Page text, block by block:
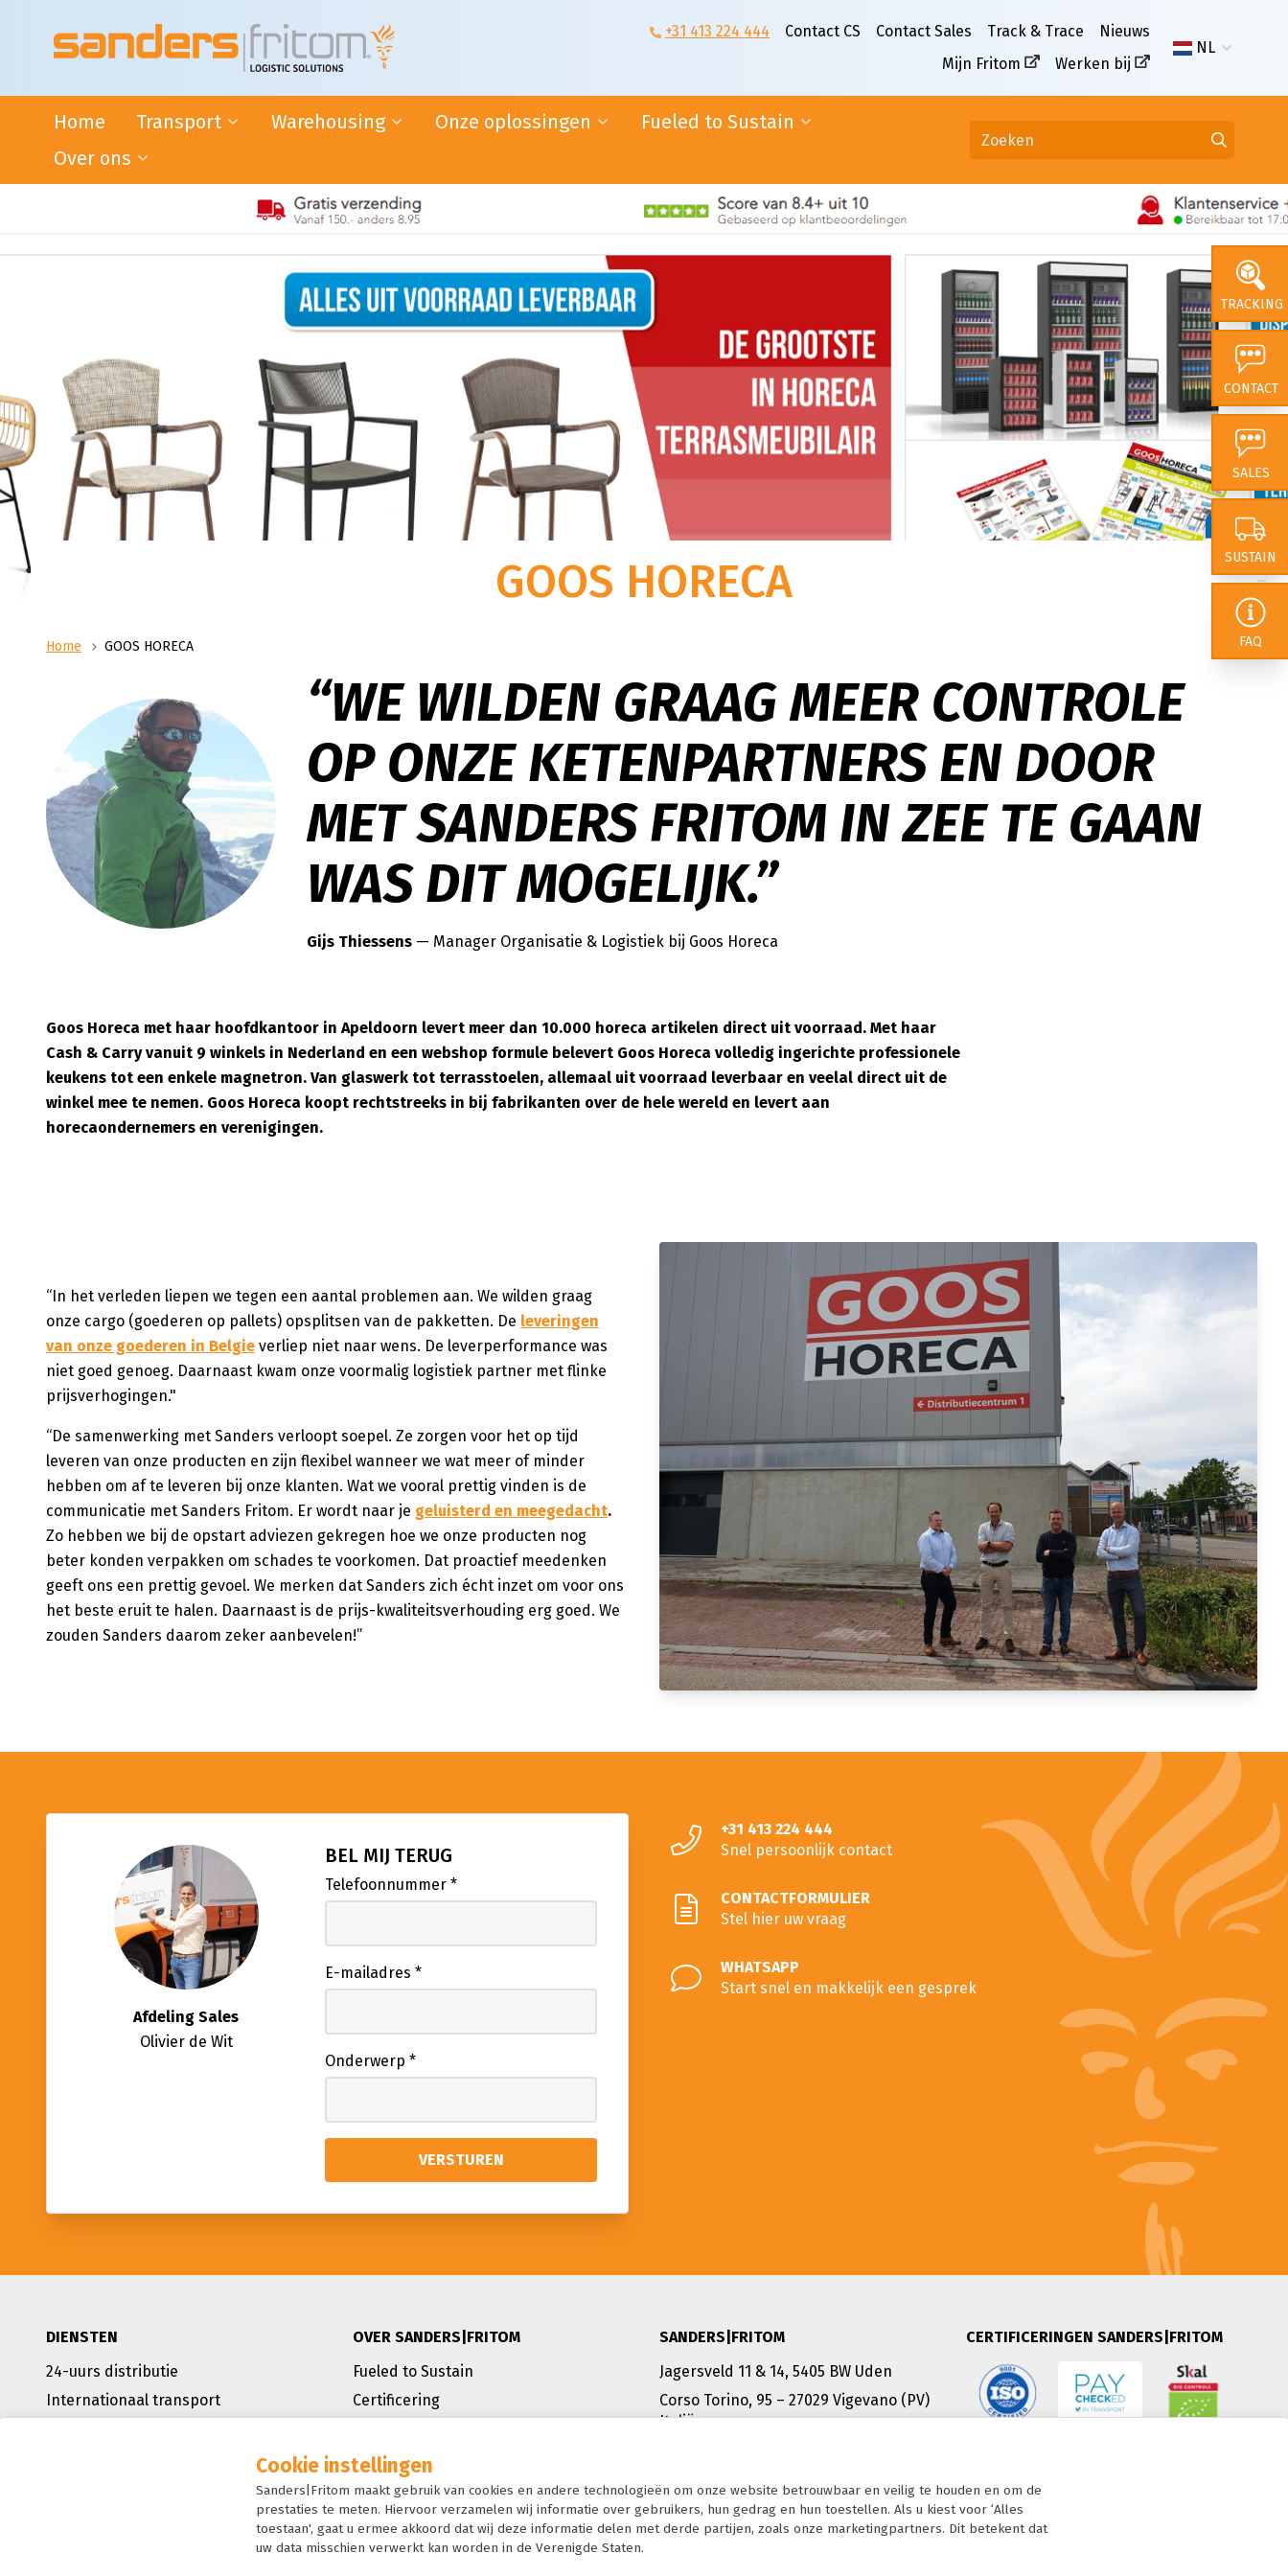
Cookie instellingen
Sanders|Fritom maakt gebruik van cookies en andere technologieën om onze website betrouwbaar en veilig te houden en om de
prestaties te meten. Hiervoor verzamelen wij informatie over gebruikers, hun gedrag en hun toestellen. Als u kiest voor ‘Alles
toestaan', gaat u ermee akkoord dat wij deze informatie delen met derde partijen, zoals onze marketingpartners. Dit betekent dat
uw data misschien verwerkt kan worden in de Verenigde Staten.
+31 413 224 444 Contact CS Contact Sales Track & Trace
Nieuws
Mijn Fritom
Werken bij
NL
Home Transport
de Benelux
Internationaal transport
Transport / Distributie
Vanuit ons distributiecentrum in Uden verzorgen wij
de opslag en distributie van uw goederen. Van 24-
Warehousing
Warehousing
Bonded Warehouse
Warehousing
Op zoek naar ruimte om uw goederen veilig op te
slaan? Dan bent u bij Sanders|Fritom aan het goede
adres. Wij beschikken over een in 2020
nieuwgebouwd distributiecentrum van bijna 20.000
m2. In augustus 2023 hebben we ons nieuwe
warehouse geopend op Jagersveld 11 te Uden, vlakbij
ons hoofdpand. Met een indrukwekkende capaciteit
Onze oplossingen
Logistiek
Het gemak van warehousing en distributie in één?
Met totale logistieke oplossingen van Sanders|Fritom
heeft u geen omkijken meer naar de logistieke keten.
Fueled to Sustain
Duurzaam bouwen
Duurzaam ondernemen
Fueled to Sustain
Bij Sanders|Fritom zijn wij bewust van onze impact. In
onze strategie hebben we bepaald dat we ons als
logistiek dienstverlener willen onderscheiden door
duurzame maatschappelijke betrokkenheid
combineren met klantgerichtheid, flexibiliteit en
ondernemerschap.
Over ons
Het Succes van Sanders|Fritom
Over ons
Logistiek als passie: dat is hoe wij bij Sanders|Fritom
omgaan met onze dagelijkse bedrijfsvoering. Meer
TRACKING
CONTACT
SALES
SUSTAIN
FAQ
GOOS HORECA
Home GOOS HORECA
“WE WILDEN GRAAG MEER CONTROLE
OP ONZE KETENPARTNERS EN DOOR
MET SANDERS FRITOM IN ZEE TE GAAN
WAS DIT MOGELIJK.”
Gijs Thiessens — Manager Organisatie & Logistiek bij Goos Horeca
Goos Horeca met haar hoofdkantoor in Apeldoorn levert meer dan 10.000 horeca artikelen direct uit voorraad. Met haar
Cash & Carry vanuit 9 winkels in Nederland en een webshop formule belevert Goos Horeca volledig ingerichte professionele
keukens tot een enkele magnetron. Van glaswerk tot terrasstoelen, allemaal uit voorraad leverbaar en veelal direct uit de
winkel mee te nemen. Goos Horeca koopt rechtstreeks in bij fabrikanten over de hele wereld en levert aan
horecaondernemers en verenigingen.
“In het verleden liepen we tegen een aantal problemen aan. We wilden graag
onze cargo (goederen op pallets) opsplitsen van de pakketten. De leveringen
van onze goederen in Belgie verliep niet naar wens. De leverperformance was
niet goed genoeg. Daarnaast kwam onze voormalig logistiek partner met flinke
prijsverhogingen."
“De samenwerking met Sanders verloopt soepel. Ze zorgen voor het op tijd
leveren van onze producten en zijn flexibel wanneer we wat meer of minder
hebben om af te leveren bij onze klanten. Wat we vooral prettig vinden is de
communicatie met Sanders Fritom. Er wordt naar je geluisterd en meegedacht.
Zo hebben we bij de opstart adviezen gekregen hoe we onze producten nog
beter konden verpakken om schades te voorkomen. Dat proactief meedenken
geeft ons een prettig gevoel. We merken dat Sanders zich écht inzet om voor ons
het beste eruit te halen. Daarnaast is de prijs-kwaliteitsverhouding erg goed. We
zouden Sanders daarom zeker aanbevelen!”
Afdeling Sales
Olivier de Wit
BEL MIJ TERUG
Telefoonnummer*
E-mailadres*
Onderwerp*
+31 413 224 444
Snel persoonlijk contact
CONTACTFORMULIER
Stel hier uw vraag
WHATSAPP
Start snel en makkelijk een gesprek
DIENSTEN
24-uurs distributie
Internationaal transport
OVER SANDERS|FRITOM
Fueled to Sustain
Certificering
Nieuws
Handige tips
Werken bij Sanders|Fritom
SANDERS|FRITOM
Jagersveld 11 & 14, 5405 BW Uden
Corso Torino, 95 – 27029 Vigevano (PV)
Italië
cs@sandersfritom.nl
CERTIFICERINGEN SANDERS|FRITOM